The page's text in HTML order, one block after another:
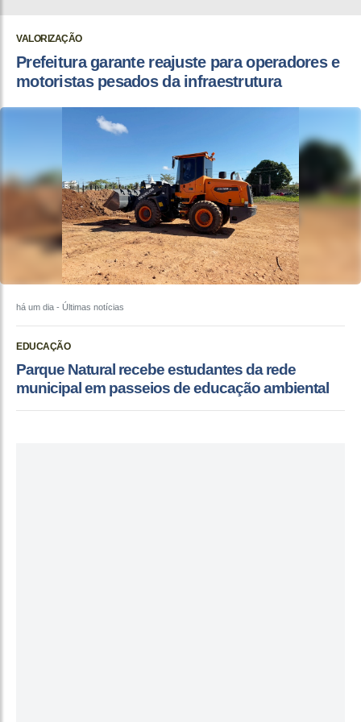
VALORIZAÇÃO
Prefeitura garante reajuste para operadores e
motoristas pesados da infraestrutura
há um dia - Últimas notícias
EDUCAÇÃO
Parque Natural recebe estudantes da rede
municipal em passeios de educação ambiental